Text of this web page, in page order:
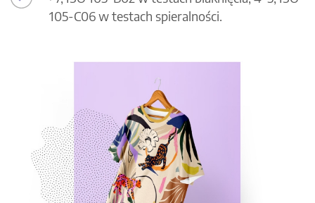
105-C06 w testach spieralności.